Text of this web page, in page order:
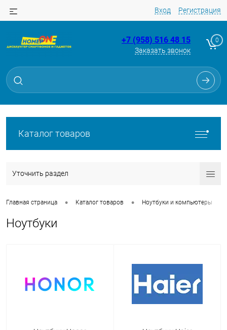
Вход Регистрация
+7 (958) 516 48 15
Заказать звонок
0
Каталог товаров
Уточнить раздел
Главная страница • Каталог товаров • Ноутбуки и компьютеры
Ноутбуки